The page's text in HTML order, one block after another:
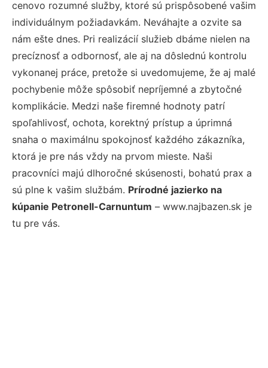
cenovo rozumné služby, ktoré sú prispôsobené vašim
individuálnym požiadavkám. Neváhajte a ozvite sa
nám ešte dnes. Pri realizácií služieb dbáme nielen na
precíznosť a odbornosť, ale aj na dôslednú kontrolu
vykonanej práce, pretože si uvedomujeme, že aj malé
pochybenie môže spôsobiť nepríjemné a zbytočné
komplikácie. Medzi naše firemné hodnoty patrí
spoľahlivosť, ochota, korektný prístup a úprimná
snaha o maximálnu spokojnosť každého zákazníka,
ktorá je pre nás vždy na prvom mieste. Naši
pracovníci majú dlhoročné skúsenosti, bohatú prax a
sú plne k vašim službám. Prírodné jazierko na
kúpanie Petronell-Carnuntum – www.najbazen.sk je
tu pre vás.